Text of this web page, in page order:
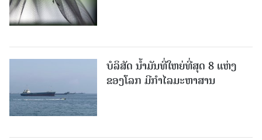
ບໍລິສັດ ນ້ຳມັນທີ່ໃຫຍ່ທີ່ສຸດ 8 ແຫ່ງ
ຂອງໂລກ ມີກຳໄລມະຫາສານ